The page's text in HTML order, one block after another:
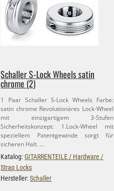
Schaller S-​Lock Wheels satin
chrome (2)
1 Paar Schaller S-​Lock Wheels Farbe:
satin chrome Revolutionäres Lock-​Wheel
mit einzigartigem 3-​Stufen
Sicherheitskonzept: 1.​Lock-​Wheel mit
speziellem Patentgewinde sorgt für
sicheren Halt. …
Katalog:GITARRENTEILE / Hardware /
Strap Locks
Hersteller:Schaller